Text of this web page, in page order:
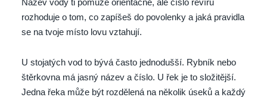
Název vody ti pomůže orientačně, ale číslo revíru
rozhoduje o tom, co zapíšeš do povolenky a jaká pravidla
se na tvoje místo lovu vztahují.
U stojatých vod to bývá často jednodušší. Rybník nebo
štěrkovna má jasný název a číslo. U řek je to složitější.
Jedna řeka může být rozdělená na několik úseků a každý